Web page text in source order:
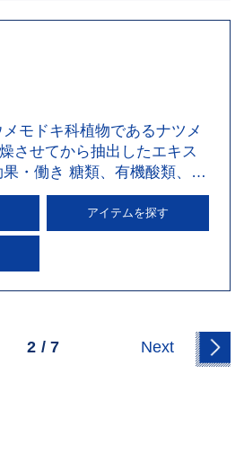
モドキ科植物であるナツメ
させてから抽出したエキス
・働き 糖類、有機酸類、サ
ク…
アイテムを探す
2 / 7 Next